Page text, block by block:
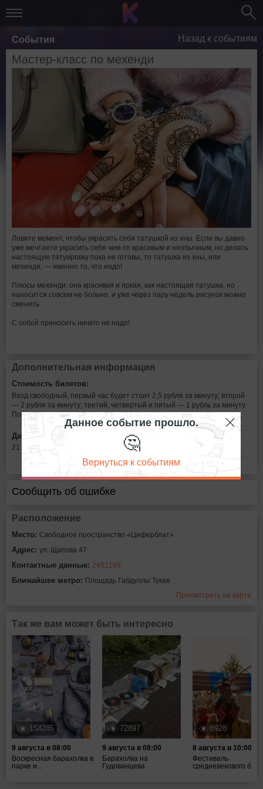
События Назад к событиям
Мастер-класс по мехенди
Ловите момент, чтобы украсить себя татушкой из хны. Если вы давно
уже мечтаете украсить себя чем-то красивым и необычным, но делать
настоящую татуировку пока не готовы, то татушка из хны, или
мехенди, — именно то, что надо!
Плюсы мехенди: она красивая и яркая, как настоящая татушка, но
наносится совсем не больно, и уже через пару недель рисунок можно
сменить.
С собой приносить ничего не надо!
Дополнительная информация
Стоимость билетов:
Вход свободный, первый час будет стоит 2,5 рубля за минуту; второй
— 2 рубля за минуту; третий, четвертый и пятый — 1 рубль за минуту.
После пятого часа время традиционно останавливается.
Дата:
21 октября в 19:00
Сообщить об ошибке
Расположение
Место: Свободное пространство «Циферблат»
Адрес: ул. Щапова 47
Контактные данные: 2452199
Ближайшее метро: Площадь Габдуллы Тукая
Просмотреть на карте
Так же вам может быть интересно
154285
9 августа в 08:00
Воскресная барахолка в
парке и...
72897
9 августа в 08:00
Барахолка на
Гудованцева
8928
8 августа в 10:00
Фестиваль
средневекового боя
Данное событие прошло.
🤔
Вернуться к событиям